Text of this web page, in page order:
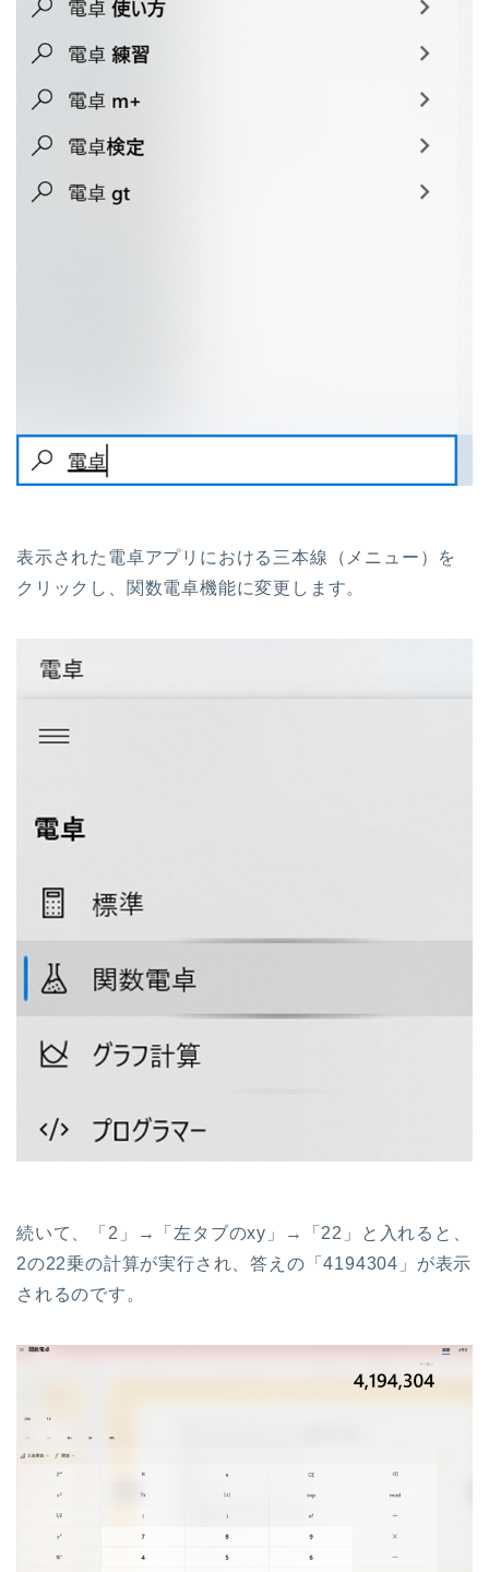
表示された電卓アプリにおける三本線（メニュー）を
クリックし、関数電卓機能に変更します。
続いて、「2」→「左タブのxy」→「22」と入れると、
2の22乗の計算が実行され、答えの「4194304」が表示
されるのです。